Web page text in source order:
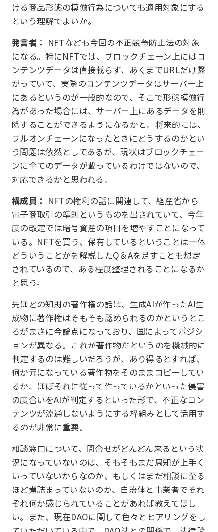
ける商品形態の模倣行為についても適用対象にする
という理解でよいか。
発言者： NFTなども今回の不正競争防止法の対象
になる。特にNFTでは、ブロックチェーン上にはコ
ンテンツデータは直接載らず、あくまでURLだけ繋
がっていて、実際のコンテンツデータはサーバー上
にあるというのが一般的なので、そこで形態模倣行
為があった場合には、サーバー上にあるデータを削
除することができるようになるかと。将来的には、
フルオンチェーンになったときにどうするのかとい
う問題は依然としてあるが、現状はブロックチェー
ンに全てのデータが載っているわけではないので、
対応できるかと思われる。
構成員： NFTの権利の話に関連して、経産省から
電子商取引の準則というものを出されていて、今年
度の改定では暗号資産の項目を増やすことになって
いる。NFTを買う、保有しているということは一体
どういうことかを解説したQ＆Aを足すことも想定
されているので、ある程度整理されることになるか
と思う。
先ほどの知財の著作権の話は、生成AIが作ったAI生
成物に著作権はそもそも認められるのかというとこ
ろがまさに今論点になっており、国によってポジシ
ョンが異なる。これが著作物だというのを機械的に
判定するのは難しいだろうが、あり得るとすれば、
何か元になっている著作物をそのままコピーしてい
るか、ほぼそれに従って作っているかといった侵害
の度合いをAIが判定するといった形で、不正なコン
テンツが流通しないようにする枠組みとして活用す
るのが非常に重要。
相談窓口について、問合せがどんどん来るという状
況になっていないのは、そもそもまだ周知が上手く
いっていないからなのか、もしくはまだ相談に至る
ほど煮詰まっていないのか、自治体と事業者でそれ
ぞれ何か感じられていることがあれば教えてほし
い。また、現在DAOに関して色々とヒアリングをし